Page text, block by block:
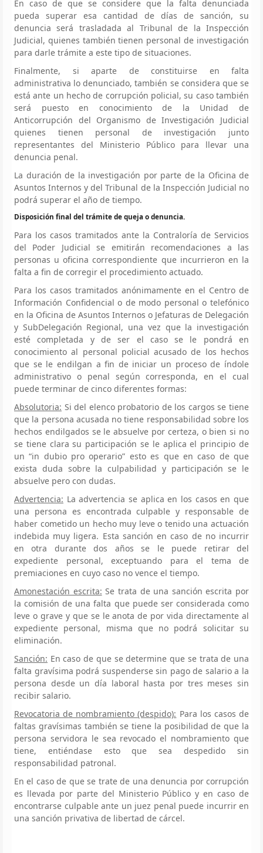
En caso de que se considere que la falta denunciada
pueda superar esa cantidad de días de sanción, su
denuncia será trasladada al Tribunal de la Inspección
Judicial, quienes también tienen personal de investigación
para darle trámite a este tipo de situaciones.
Finalmente, si aparte de constituirse en falta
administrativa lo denunciado, también se considera que se
está ante un hecho de corrupción policial, su caso también
será puesto en conocimiento de la Unidad de
Anticorrupción del Organismo de Investigación Judicial
quienes tienen personal de investigación junto
representantes del Ministerio Público para llevar una
denuncia penal.
La duración de la investigación por parte de la Oficina de
Asuntos Internos y del Tribunal de la Inspección Judicial no
podrá superar el año de tiempo.
Disposición final del trámite de queja o denuncia.
Para los casos tramitados ante la Contraloría de Servicios
del Poder Judicial se emitirán recomendaciones a las
personas u oficina correspondiente que incurrieron en la
falta a fin de corregir el procedimiento actuado.
Para los casos tramitados anónimamente en el Centro de
Información Confidencial o de modo personal o telefónico
en la Oficina de Asuntos Internos o Jefaturas de Delegación
y SubDelegación Regional, una vez que la investigación
esté completada y de ser el caso se le pondrá en
conocimiento al personal policial acusado de los hechos
que se le endilgan a fin de iniciar un proceso de índole
administrativo o penal según corresponda, en el cual
puede terminar de cinco diferentes formas:
Absolutoria: Si del elenco probatorio de los cargos se tiene
que la persona acusada no tiene responsabilidad sobre los
hechos endilgados se le absuelve por certeza, o bien si no
se tiene clara su participación se le aplica el principio de
un “in dubio pro operario” esto es que en caso de que
exista duda sobre la culpabilidad y participación se le
absuelve pero con dudas.
Advertencia: La advertencia se aplica en los casos en que
una persona es encontrada culpable y responsable de
haber cometido un hecho muy leve o tenido una actuación
indebida muy ligera. Esta sanción en caso de no incurrir
en otra durante dos años se le puede retirar del
expediente personal, exceptuando para el tema de
premiaciones en cuyo caso no vence el tiempo.
Amonestación escrita: Se trata de una sanción escrita por
la comisión de una falta que puede ser considerada como
leve o grave y que se le anota de por vida directamente al
expediente personal, misma que no podrá solicitar su
eliminación.
Sanción: En caso de que se determine que se trata de una
falta gravísima podrá suspenderse sin pago de salario a la
persona desde un día laboral hasta por tres meses sin
recibir salario.
Revocatoria de nombramiento (despido): Para los casos de
faltas gravísimas también se tiene la posibilidad de que la
persona servidora le sea revocado el nombramiento que
tiene, entiéndase esto que sea despedido sin
responsabilidad patronal.
En el caso de que se trate de una denuncia por corrupción
es llevada por parte del Ministerio Público y en caso de
encontrarse culpable ante un juez penal puede incurrir en
una sanción privativa de libertad de cárcel.